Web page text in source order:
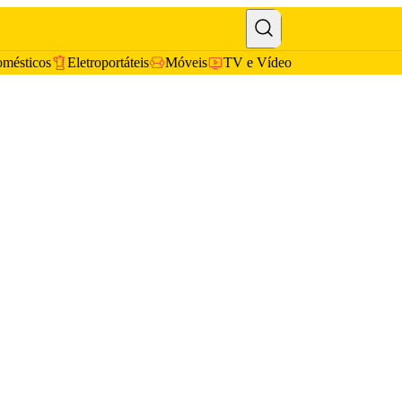
Eletroportáteis Móveis TV e Vídeo